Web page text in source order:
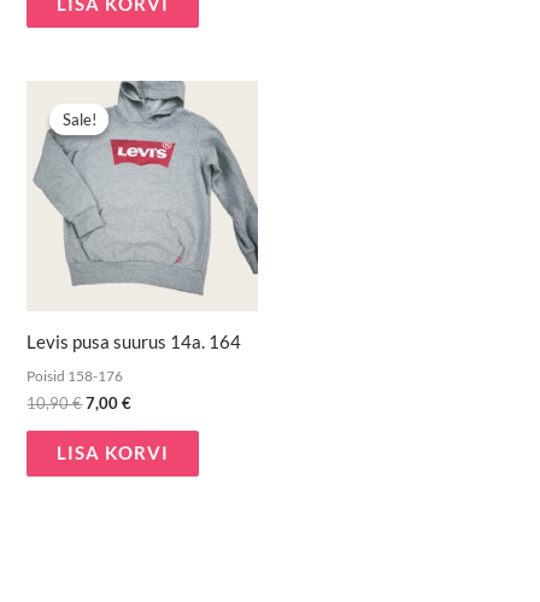
LISA KORVI
Sale!
Sale!
Levis pusa suurus 14a. 164
Poisid 158-176
10,90€
Algne
hind
oli:
10,90 €.
7,00€
Praegune
hind
on:
7,00 €.
LISA KORVI